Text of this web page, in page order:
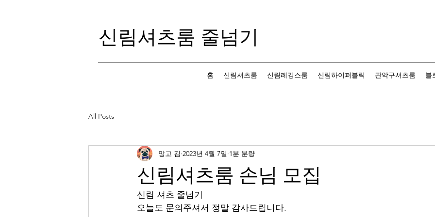
신림셔츠룸 줄넘기
홈 신림셔츠룸 신림레깅스룸 신림하이퍼블릭 관악구셔츠룸 블
All Posts
신림셔츠룸 손님 모집
망고 김 2023년 4월 7일 1분 분량
신림 셔츠 줄넘기
오늘도 문의주셔서 정말 감사드립니다.